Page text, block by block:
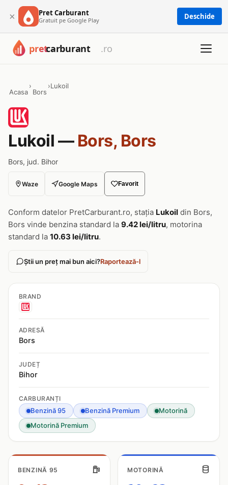
× Pret Carburant
Gratuit pe Google Play Deschide
Acasa
›
Bors
›Lukoil
Lukoil — Bors, Bors
Bors, jud. Bihor
Waze Google Maps Favorit
Conform datelor PretCarburant.ro, stația Lukoil din Bors,
Bors vinde benzina standard la 9.42 lei/litru, motorina
standard la 10.63 lei/litru.
Știi un preț mai bun aici?Raportează-l
BRAND
ADRESĂ
Bors
JUDEȚ
Bihor
CARBURANȚI
Benzină 95 Benzină Premium
Motorină
Motorină Premium
BENZINĂ 95 MOTORINĂ